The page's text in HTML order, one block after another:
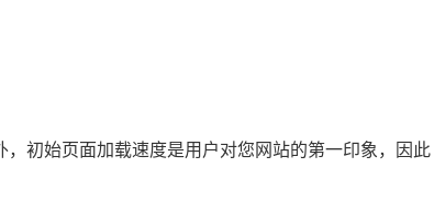
初始页面加载速度是用户对您网站的第一印象，因此